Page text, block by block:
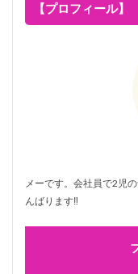
【プロフィール】
メーです。会社員で2児
んばります‼